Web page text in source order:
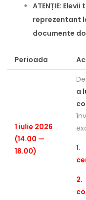
ATENȚIE:
reprezentant
documente
Perioada
1 iulie 2026
(14.00 —
18.00)
a
1.
2.